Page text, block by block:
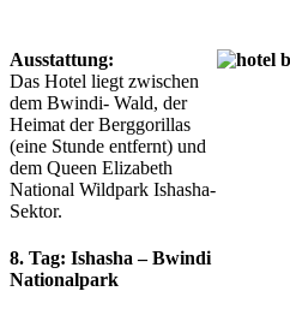
Ausstattung:
Das Hotel liegt zwischen
dem Bwindi- Wald, der
Heimat der Berggorillas
(eine Stunde entfernt) und
dem Queen Elizabeth
National Wildpark Ishasha-
Sektor.
8. Tag: Ishasha – Bwindi
Nationalpark